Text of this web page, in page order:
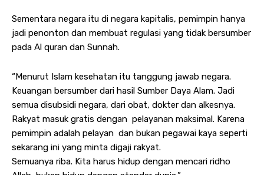
Sementara negara itu di negara kapitalis, pemimpin hanya
jadi penonton dan membuat regulasi yang tidak bersumber
pada Al quran dan Sunnah.
“Menurut Islam kesehatan itu tanggung jawab negara.
Keuangan bersumber dari hasil Sumber Daya Alam. Jadi
semua disubsidi negara, dari obat, dokter dan alkesnya.
Rakyat masuk gratis dengan pelayanan maksimal. Karena
pemimpin adalah pelayan dan bukan pegawai kaya seperti
sekarang ini yang minta digaji rakyat.
Semuanya riba. Kita harus hidup dengan mencari ridho